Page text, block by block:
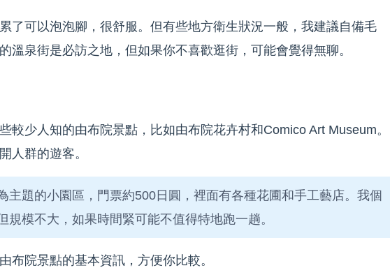
了可以泡泡腳，很舒服。但有些地方衛生狀況一般，我建議自備毛
溫泉街是必訪之地，但如果你不喜歡逛街，可能會覺得無聊。
較少人知的由布院景點，比如由布院花卉村和Comico Art Museum。
人群的遊客。
主題的小園區，門票約500日圓，裡面有各種花圃和手工藝店。我個
規模不大，如果時間緊可能不值得特地跑一趟。
布院景點的基本資訊，方便你比較。